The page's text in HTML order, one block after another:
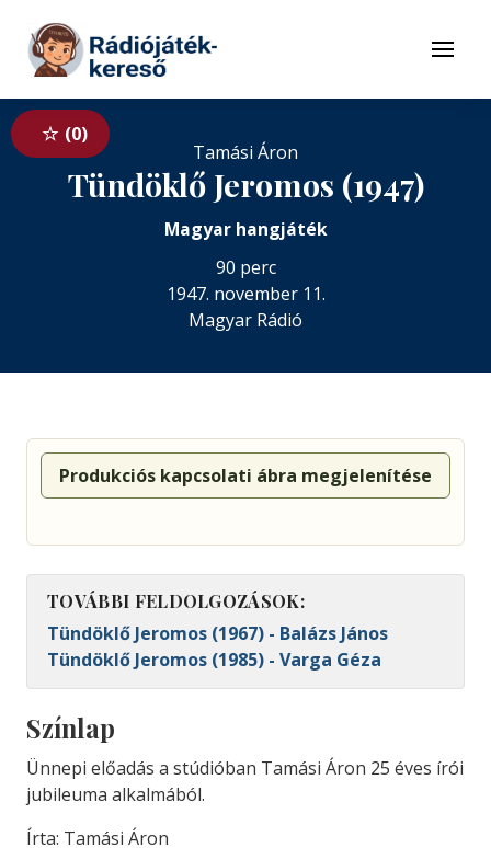
Tovább a tartalomhoz
Menü
0
Tamási Áron
Tündöklő Jeromos (1947)
Magyar hangjáték
90 perc
1947. november 11.
Magyar Rádió
Produkciós kapcsolati ábra megjelenítése
TOVÁBBI FELDOLGOZÁSOK:
Tündöklő Jeromos (1967) - Balázs János
Tündöklő Jeromos (1985) - Varga Géza
Színlap
Ünnepi előadás a stúdióban Tamási Áron 25 éves írói
jubileuma alkalmából.
Írta: Tamási Áron